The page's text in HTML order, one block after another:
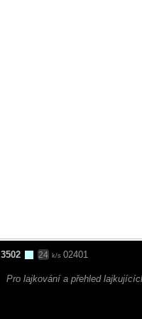
3502 24 k/s 02401
Pro lajkování a přehled